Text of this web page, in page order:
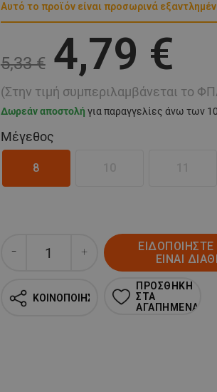
Αυτό το προϊόν είναι προσωρινά
5,33 € 4,79 €
(Στην τιμή συμπεριλαμβάνεται το
Δωρεάν αποστολή για παραγγελίες άνω των
Μέγεθος
8
ΕΙΝΑΙ
ΚΟΙΝΟΠΟΙΗΣΗ
ΠΡΟΣΘΗΚΗ
ΣΤΑ
ΑΓΑΠΗΜΕΝΑ